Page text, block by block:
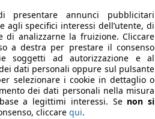
presentare annunci pubblicitari
agli specifici interessi dell’utente, di
di analizzarne la fruizione. Cliccare
a destra per prestare il consenso
soggetti ad autorizzazione e al
dati personali oppure sul pulsante
selezionare i cookie in dettaglio o
dei dati personali nella misura
a legittimi interessi. Se non si
cliccare qui.